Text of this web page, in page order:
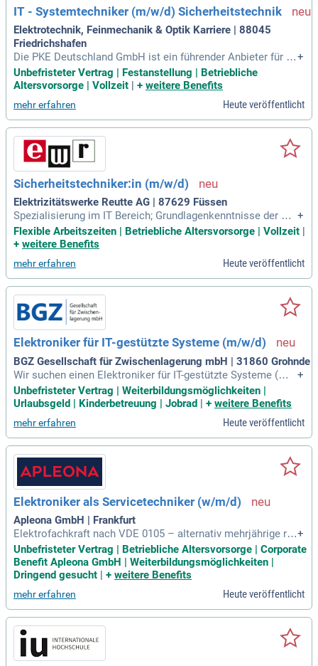
zen. Entdecken Sie die Original Stellenanzeige auf Step Ston
e.de: bit.ly/4w2X7RC APCT1_DE.
IT - Systemtechniker (m/w/d) Sicherheitstechnik
Elektrotechnik, Feinmechanik & Optik Karriere | 88045
Friedrichshafen
Die PKE Deutschland GmbH ist ein führender Anbieter für Si
cherheits- und Kommunikationstechnik und spezialisiert auf
komplexe Großprojekte. Unsere umfassende Produktpalette
beinhaltet Zutrittskontrollsysteme, Videoüberwachung und
Brandmeldeanlagen. Aktuell suchen wir einen Systemtechni
ker (m/w/d) zur Verstärkung unseres Teams in Friedrichsha
fen. Zu Ihren Aufgaben gehören die Installation, Programmie
rung und Inbetriebnahme von Systemen vor Ort. Zudem führ
en Sie Schulungen für Anwender durch und übernehmen die
Wartung sowie Fehleranalysen bestehender Anlagen. Werde
n Sie Teil unserer innovativen Lösungen und profitieren Sie v
on einer abwechslungsreichen Tätigkeit in einem dynamisc
hen Umfeld.
+
Unbefristeter Vertrag | Festanstellung | Betriebliche
Altersvorsorge | Vollzeit | + weitere Benefits
mehr erfahren Heute veröffentlicht
Sicherheitstechniker:in (m/w/d)
Elektrizitätswerke Reutte AG | 87629 Füssen
Spezialisierung im IT Bereich; Grundlagenkenntnisse der Sic
herheitstechnik von Vorteil; Erweitertes Interesse im Bereic
h Sicherheitstechnik sowie Bereitschaft zur Weiterbildung;
keit.
+
Flexible Arbeitszeiten | Betriebliche Altersvorsorge | Vollzeit
+ weitere Benefits
mehr erfahren Heute veröffentlicht
Elektroniker für IT-gestützte Systeme (m/w/d)
BGZ Gesellschaft für Zwischenlagerung mbH | 31860 Grohnde
Wir suchen einen Elektroniker für IT-gestützte Systeme (m/
w/d) für unsere Gruppe Sicherung & Instandhaltung in Grohn
de. Ihre Aufgaben umfassen das Prüfen, Warten, Installieren
und Aufbauen von IT-gestützten betrieblichen Systemen sow
ie die Instandhaltung technischer Einrichtungen. Zudem trag
en Sie zur Umsetzung der IT-Sicherheit bei und pflegen die Z
ugriffsverwaltung. Die Erstellung von Systembeschreibunge
n und Sicherheitsdokumentationen gehört ebenfalls zu Ihre
m Tätigkeitsbereich. Voraussetzung ist eine abgeschlossen
e Ausbildung als Elektroniker*in für Betriebstechnik oder Au
tomatisierungstechniker*in mit umfassendem IT-Fachwisse
n. Wir bieten Ihnen eine abwechslungsreiche Tätigkeit in ein
em dynamischen Team.
+
Unbefristeter Vertrag | Weiterbildungsmöglichkeiten |
Urlaubsgeld | Kinderbetreuung | Jobrad | + weitere Benefits
mehr erfahren Heute veröffentlicht
Elektroniker als Servicetechniker (w/m/d)
Apleona GmbH | Frankfurt
Elektrofachkraft nach VDE 0105 – alternativ mehrjährige rel
evante Berufserfahrung; Sehr gute Kenntnisse in der Betrieb
s-, Elektro- und Gebäudetechnik; Erfahrung in der Störungsb
eseitigung und im Arbeiten nach definierten Prozessen; Sich
erer Umgang mit PC- und IT-Systemen
+
Unbefristeter Vertrag | Betriebliche Altersvorsorge | Corporate
Benefit Apleona GmbH | Weiterbildungsmöglichkeiten |
Dringend gesucht | + weitere Benefits
mehr erfahren Heute veröffentlicht